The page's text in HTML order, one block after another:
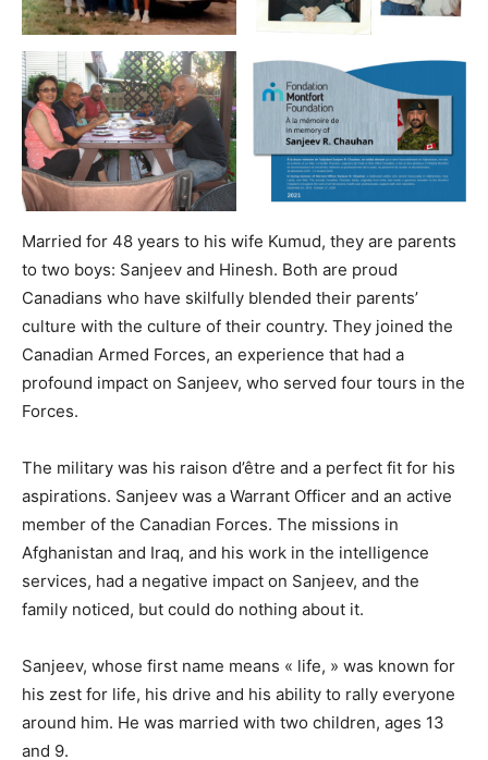
Married for 48 years to his wife Kumud, they are parents
to two boys: Sanjeev and Hinesh. Both are proud
Canadians who have skilfully blended their parents’
culture with the culture of their country. They joined the
Canadian Armed Forces, an experience that had a
profound impact on Sanjeev, who served four tours in the
Forces.
The military was his raison d’être and a perfect fit for his
aspirations. Sanjeev was a Warrant Officer and an active
member of the Canadian Forces. The missions in
Afghanistan and Iraq, and his work in the intelligence
services, had a negative impact on Sanjeev, and the
family noticed, but could do nothing about it.
Sanjeev, whose first name means « life, » was known for
his zest for life, his drive and his ability to rally everyone
around him. He was married with two children, ages 13
and 9.